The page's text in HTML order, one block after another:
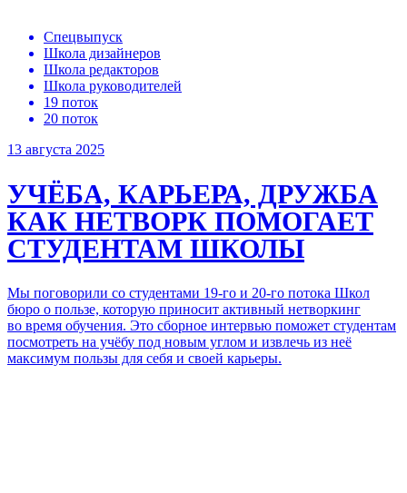
Спецвыпуск
Школа дизайнеров
Школа редакторов
Школа руководителей
19 поток
20 поток
13 августа 2025
УЧЁБА, КАРЬЕРА, ДРУЖБА
КАК НЕТВОРК ПОМОГАЕТ
СТУДЕНТАМ ШКОЛЫ
Мы поговорили со студентами 19-го и 20-го потока Школ
бюро о пользе, которую приносит активный нетворкинг
во время обучения. Это сборное интервью поможет студентам
посмотреть на учёбу под новым углом и извлечь из неё
максимум пользы для себя и своей карьеры.